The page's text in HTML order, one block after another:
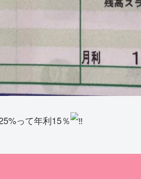
って年利15％